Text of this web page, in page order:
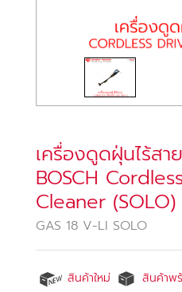
เครื่องดูดฝุ่นไร้สา
BOSCH
Cleaner (SOLO)
GAS 18 V-LI SOLO
สินค้าใหม่ สินค้าพ